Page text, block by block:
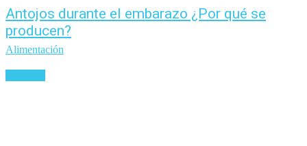
Antojos durante el embarazo ¿Por qué se
producen?
Alimentación